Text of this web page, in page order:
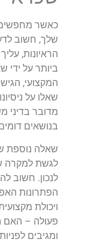
כאשר מחפשים
שלך, חשוב
הראיונות,
ביותר על ידי
המקצועי,
שאלו על
מדובר בדיני
בנושאים
שאלה נוספת
לגשת למקרה
לנכון. חשוב
הפתרונות
ויכולת
פעולה – האם
ומגיבים